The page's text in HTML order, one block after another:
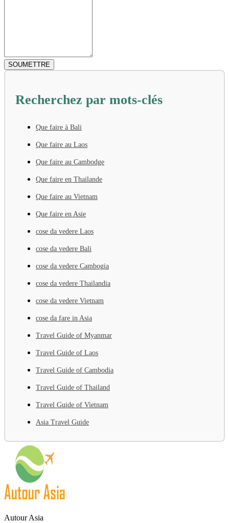
Recherchez par mots-clés
Que faire à Bali
Que faire au Laos
Que faire au Cambodge
Que faire en Thailande
Que faire au Vietnam
Que faire en Asie
cose da vedere Laos
cose da vedere Bali
cose da vedere Cambogia
cose da vedere Thailandia
cose da vedere Vietnam
cose da fare in Asia
Travel Guide of Myanmar
Travel Guide of Laos
Travel Guide of Cambodia
Travel Guide of Thailand
Travel Guide of Vietnam
Asia Travel Guide
Autour Asia